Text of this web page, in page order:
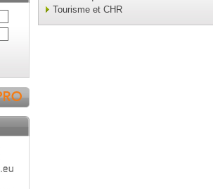
Tourisme et CHR